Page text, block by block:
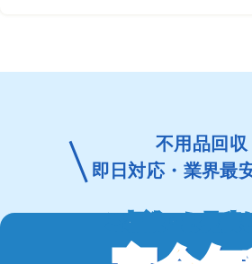
不用品回収
即日対応・業界最
ご相談・お見積